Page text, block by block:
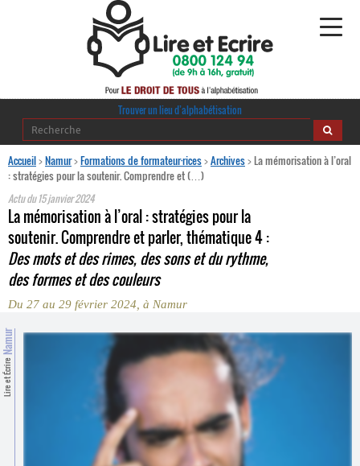
Alphabétisation
journaldelalpha.be
Comprendre et parler
Bienvenue en Belgique
Contacts
Trouver un lieu d’alphabétisation
Trouver un lieu d’alphabétisation
Accueil>Namur>Formations de formateur·rices>Archives>La mémorisation à l’oral
: stratégies pour la soutenir. Comprendre et (…)
Actu du15 janvier 2024
La mémorisation à l’oral : stratégies pour la
soutenir. Comprendre et parler, thématique 4 :
Des mots et des rimes, des sons et du rythme,
des formes et des couleurs
Du 27 au 29 février 2024, à Namur
Lire et Écrire
Namur